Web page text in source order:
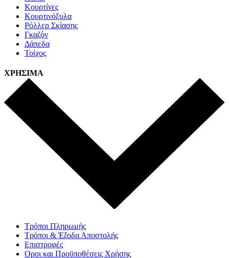
Κουρτίνες
Κουρτινόξυλα
Ρόλλερ Σκίασης
Γκαζόν
Δάπεδα
Τοίχος
ΧΡΗΣΙΜΑ
Τρόποι Πληρωμής
Τρόποι & Έξοδα Αποστολής
Επιστροφές
Οροι και Προϋποθέσεις Χρήσης